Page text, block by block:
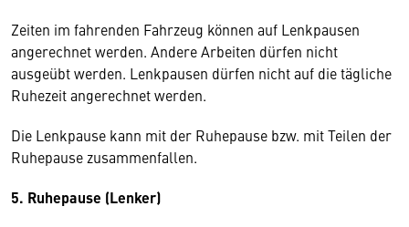
Zeiten im fahrenden Fahrzeug können auf Lenkpausen
angerechnet werden. Andere Arbeiten dürfen nicht
ausgeübt werden. Lenkpausen dürfen nicht auf die tägliche
Ruhezeit angerechnet werden.
Die Lenkpause kann mit der Ruhepause bzw. mit Teilen der
Ruhepause zusammenfallen.
5. Ruhepause (Lenker)